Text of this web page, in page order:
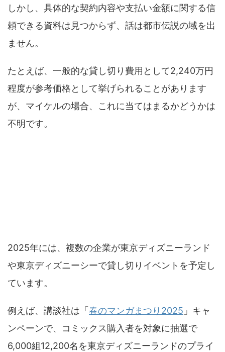
しかし、具体的な契約内容や支払い金額に関する信
頼できる資料は見つからず、話は都市伝説の域を出
ません。
たとえば、一般的な貸し切り費用として2,240万円
程度が参考価格として挙げられることがあります
が、マイケルの場合、これに当てはまるかどうかは
不明です。
2025年には、複数の企業が東京ディズニーランド
や東京ディズニーシーで貸し切りイベントを予定し
ています。
例えば、講談社は「 春のマンガまつり2025 」キャ
ンペーンで、コミックス購入者を対象に抽選で
6,000組12,200名を東京ディズニーランドのプライ